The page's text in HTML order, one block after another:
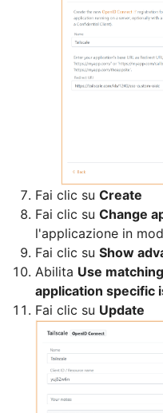
Fai clic su Create
Fai clic su Change
l'applicazione in
Fai clic su Show
Abilita Use
application specific
Fai clic su Update